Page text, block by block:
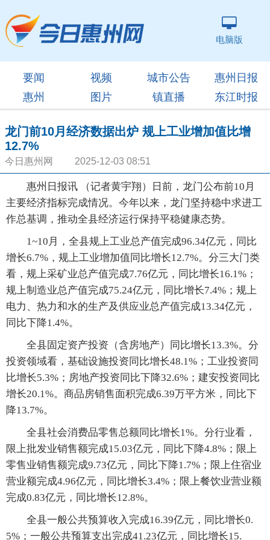
电脑版
要闻 视频 城市公告
惠州日报
惠州
图片 镇直播 东江时报
龙门前10月经济数据出炉 规上工业增加值比增
12.7%
今日惠州网 2025-12-03 08:51
惠州日报讯 （记者黄宇翔）日前，龙门公布前10月
主要经济指标完成情况。今年以来，龙门坚持稳中求进工
作总基调，推动全县经济运行保持平稳健康态势。
1~10月，全县规上工业总产值完成96.34亿元，同比
增长6.7%，规上工业增加值同比增长12.7%。分三大门类
看，规上采矿业总产值完成7.76亿元，同比增长16.1%；
规上制造业总产值完成75.24亿元，同比增长7.4%；规上
电力、热力和水的生产及供应业总产值完成13.34亿元，
同比下降1.4%。
全县固定资产投资（含房地产）同比增长13.3%。分
投资领域看，基础设施投资同比增长48.1%；工业投资同
比增长5.3%；房地产投资同比下降32.6%；建安投资同比
增长20.1%。商品房销售面积完成6.39万平方米，同比下
降13.7%。
全县社会消费品零售总额同比增长1%。分行业看，
限上批发业销售额完成15.03亿元，同比下降4.8%；限上
零售业销售额完成9.73亿元，同比下降1.7%；限上住宿业
营业额完成4.96亿元，同比增长3.4%；限上餐饮业营业额
完成0.83亿元，同比增长12.8%。
全县一般公共预算收入完成16.39亿元，同比增长0.
5%；一般公共预算支出完成41.23亿元，同比增长15.